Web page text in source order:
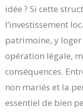
idée ? Si cette
l’investissement
patrimoine, y
opération légale,
conséquences.
non mariés et la
essentiel de bien